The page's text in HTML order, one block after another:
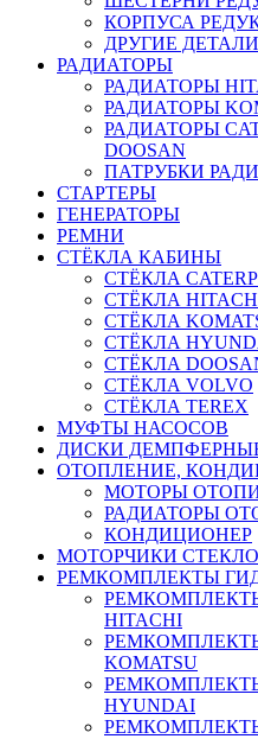
КОРПУСА
ДРУГИЕ
РАДИАТОРЫ
РАДИАТОРЫ
РАДИАТОРЫ
РАДИАТОРЫ
DOOSAN
ПАТРУБКИ
СТАРТЕРЫ
ГЕНЕРАТОРЫ
РЕМНИ
СТЁКЛА КАБИНЫ
СТЁКЛА
СТЁКЛА
СТЁКЛА
СТЁКЛА
СТЁКЛА
СТЁКЛА VOLVO
СТЁКЛА TEREX
МУФТЫ НАСОСОВ
ДИСКИ
ОТОПЛЕНИЕ,
МОТОРЫ
РАДИАТОРЫ
КОНДИЦИОНЕР
МОТОРЧИКИ
РЕМКОМПЛЕКТЫ
HITACHI
KOMATSU
HYUNDAI